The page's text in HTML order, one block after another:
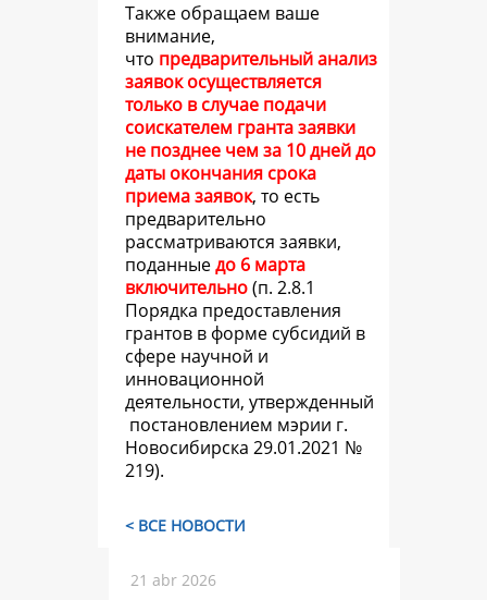
Также обращаем ваше
внимание,
что предварительный анализ
заявок осуществляется
только в случае подачи
соискателем гранта заявки
не позднее чем за 10 дней до
даты окончания срока
приема заявок, то есть
предварительно
рассматриваются заявки,
поданныедо 6 марта
включительно(п. 2.8.1
Порядка предоставления
грантов в форме субсидий в
сфере научной и
инновационной
деятельности, утвержденный
постановлением мэрии г.
Новосибирска 29.01.2021 №
219).
< ВСЕ НОВОСТИ
21 abr 2026